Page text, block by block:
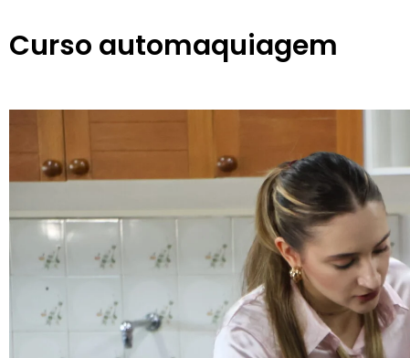
Curso automaquiagem